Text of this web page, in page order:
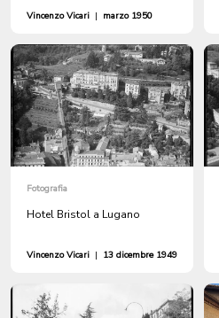
Vincenzo Vicari | marzo 1950
Fotografia
Hotel Bristol a Lugano
Vincenzo Vicari | 13 dicembre 1949